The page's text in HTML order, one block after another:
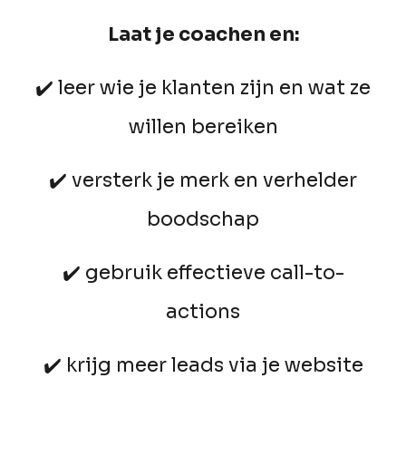
Laat je coachen en:
✔️ leerwie je klanten zijn en wat ze
willen bereiken
✔️ versterk je merk en verhelder
boodschap
✔️ gebruik effectieve call-to-
actions
✔️ krijg meer leads via je website